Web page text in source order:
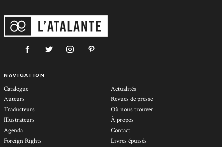
NAVIGATION
Catalogue
Auteurs
Traducteurs
Illustrateurs
Agenda
Foreign Rights
Actualités
Revues de presse
Où nous trouver
À propos
Contact
Livres épuisés